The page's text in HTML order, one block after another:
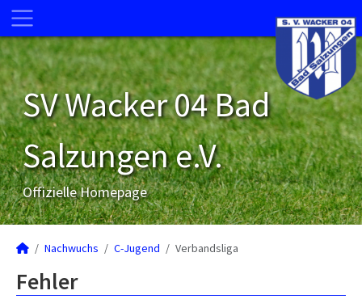
SV Wacker 04 Bad
Salzungen e.V.
Offizielle Homepage
Nachwuchs C-Jugend Verbandsliga
Fehler